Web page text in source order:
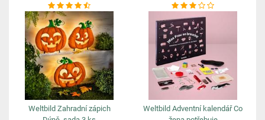
Weltbild Zahradní zápich
Weltbild Adventní kalendář Co